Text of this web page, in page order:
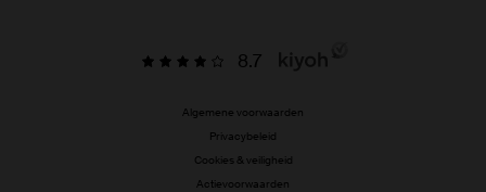
8.7
Algemene voorwaarden
Privacybeleid
Cookies & veiligheid
Actievoorwaarden